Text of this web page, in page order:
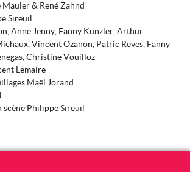
& René Zahnd
Sireuil
Anne Jenny, Fanny Künzler, Arthur
Vincent Ozanon, Patric Reves, Fanny
Christine Vouilloz
Lemaire
Maël Jorand
scène Philippe Sireuil